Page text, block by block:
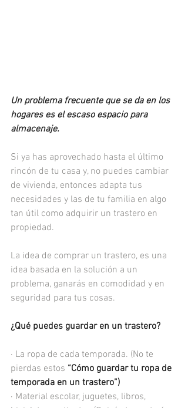
Un problema frecuente que se da en los
hogares es el escaso espacio para
almacenaje.
Si ya has aprovechado hasta el último
rincón de tu casa y, no puedes cambiar
de vivienda, entonces adapta tus
necesidades y las de tu familia en algo
tan útil como adquirir un trastero en
propiedad.
La idea de comprar un trastero, es una
idea basada en la solución a un
problema, ganarás en comodidad y en
seguridad para tus cosas.
¿Qué puedes guardar en un trastero?
· La ropa de cada temporada. (No te
pierdas estos “Cómo guardar tu ropa de
temporada en un trastero”)
· Material escolar, juguetes, libros,